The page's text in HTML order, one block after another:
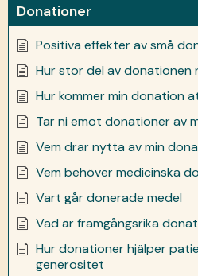
Donationer
Positiva effekter av små
Hur stor del av donationen
Hur kommer min donation
Tar ni emot donationer av
Vem drar nytta av min
Vem behöver medicinska
Vart går donerade medel
Vad är framgångsrika
Hur donationer hjälper
generositet